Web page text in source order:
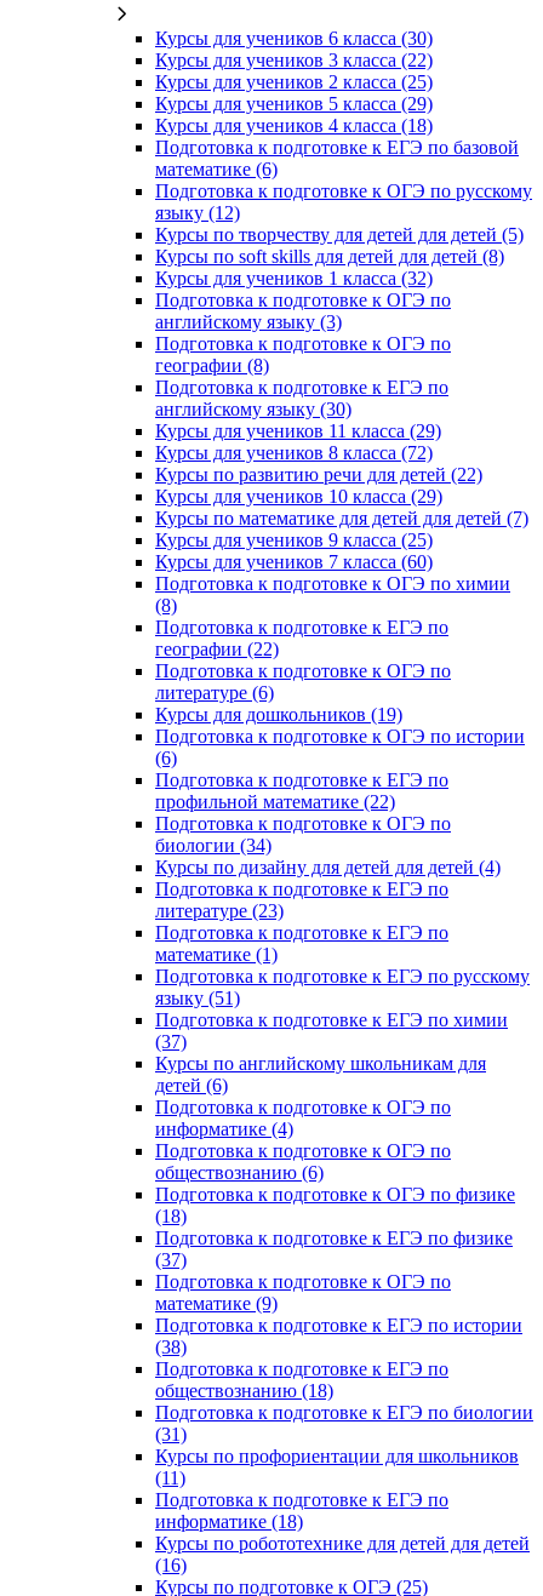
Курсы для учеников 6 класса (30)
Курсы для учеников 3 класса (22)
Курсы для учеников 2 класса (25)
Курсы для учеников 5 класса (29)
Курсы для учеников 4 класса (18)
Подготовка к подготовке к ЕГЭ по базовой
математике (6)
Подготовка к подготовке к ОГЭ по русскому
языку (12)
Курсы по творчеству для детей для детей (5)
Курсы по soft skills для детей для детей (8)
Курсы для учеников 1 класса (32)
Подготовка к подготовке к ОГЭ по
английскому языку (3)
Подготовка к подготовке к ОГЭ по
географии (8)
Подготовка к подготовке к ЕГЭ по
английскому языку (30)
Курсы для учеников 11 класса (29)
Курсы для учеников 8 класса (72)
Курсы по развитию речи для детей (22)
Курсы для учеников 10 класса (29)
Курсы по математике для детей для детей (7)
Курсы для учеников 9 класса (25)
Курсы для учеников 7 класса (60)
Подготовка к подготовке к ОГЭ по химии
(8)
Подготовка к подготовке к ЕГЭ по
географии (22)
Подготовка к подготовке к ОГЭ по
литературе (6)
Курсы для дошкольников (19)
Подготовка к подготовке к ОГЭ по истории
(6)
Подготовка к подготовке к ЕГЭ по
профильной математике (22)
Подготовка к подготовке к ОГЭ по
биологии (34)
Курсы по дизайну для детей для детей (4)
Подготовка к подготовке к ЕГЭ по
литературе (23)
Подготовка к подготовке к ЕГЭ по
математике (1)
Подготовка к подготовке к ЕГЭ по русскому
языку (51)
Подготовка к подготовке к ЕГЭ по химии
(37)
Курсы по английскому школьникам для
детей (6)
Подготовка к подготовке к ОГЭ по
информатике (4)
Подготовка к подготовке к ОГЭ по
обществознанию (6)
Подготовка к подготовке к ОГЭ по физике
(18)
Подготовка к подготовке к ЕГЭ по физике
(37)
Подготовка к подготовке к ОГЭ по
математике (9)
Подготовка к подготовке к ЕГЭ по истории
(38)
Подготовка к подготовке к ЕГЭ по
обществознанию (18)
Подготовка к подготовке к ЕГЭ по биологии
(31)
Курсы по профориентации для школьников
(11)
Подготовка к подготовке к ЕГЭ по
информатике (18)
Курсы по робототехнике для детей для детей
(16)
Курсы по подготовке к ОГЭ (25)